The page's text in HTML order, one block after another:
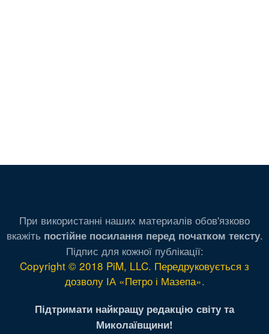
При використанні наших материалів обов'язково
вкажіть постійне посилання перед початком тексту.
Підпис для кожної публікації:
Copyright © 2018 PiM, LLC. Передруковується з
дозволу ІА «Петро і Мазепа».
Підтримати найкращу редакцію світу та
Миколаївщини!